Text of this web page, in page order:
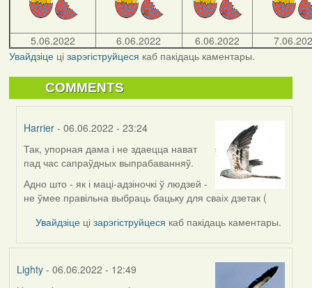
5.06.2022 6.06.2022 6.06.2022
Увайдзіцеці зарэгіструйцеся каб пакідаць каментары.
COMMENTS
Harrier - 06.06.2022 - 23:24
In
reply
to
by
Так, упорная дама і не здаецца нават
пад час сапраўдных выпрабаванняў.
Адно што - як і маці-адзіночкі ў людзей -
не ўмее правільна выбраць бацьку для сваіх дзетак (
Увайдзіце цізарэгіструйцеся каб пакідаць каментары.
Lighty- 06.06.2022 - 12:49